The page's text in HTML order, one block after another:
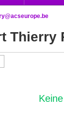
Thierry